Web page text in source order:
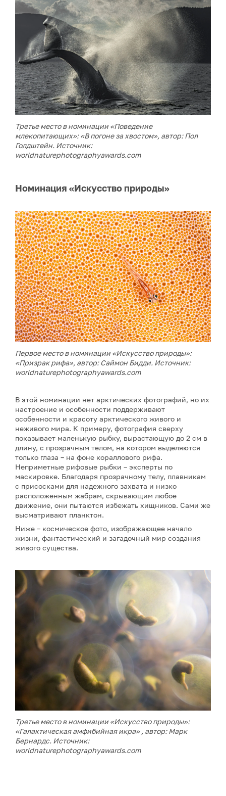
Третье место в номинации «Поведение
млекопитающих»: «В погоне за хвостом», автор: Пол
Голдштейн. Источник:
worldnaturephotographyawards.com
Номинация «Искусство природы»
Первое место в номинации «Искусство природы»:
«Призрак рифа», автор: Саймон Бидди. Источник:
worldnaturephotographyawards.com
В этой номинации нет арктических фотографий, но их
настроение и особенности поддерживают
особенности и красоту арктического живого и
неживого мира. К примеру, фотография сверху
показывает маленькую рыбку, вырастающую до 2 см в
длину, с прозрачным телом, на котором выделяются
только глаза – на фоне кораллового рифа.
Неприметные рифовые рыбки – эксперты по
маскировке. Благодаря прозрачному телу, плавникам
с присосками для надежного захвата и низко
расположенным жабрам, скрывающим любое
движение, они пытаются избежать хищников. Сами же
высматривают планктон.
Ниже – космическое фото, изображающее начало
жизни, фантастический и загадочный мир создания
живого существа.
Третье место в номинации «Искусство природы»:
«Галактическая амфибийная икра» , автор: Марк
Бернардс. Источник:
worldnaturephotographyawards.com